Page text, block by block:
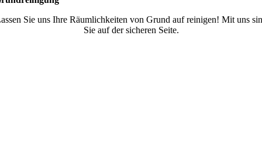
Sie uns Ihre Räumlichkeiten von Grund auf reinigen! Mit uns
Sie auf der sicheren Seite.